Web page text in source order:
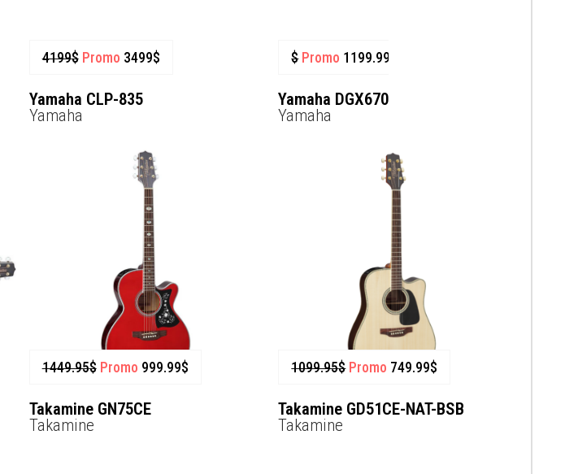
4199$Promo 3499$
Yamaha CLP-835
Yamaha
$Promo 1199.99
Yamaha DGX670
Yamaha
1449.95$Promo 999.99$
Takamine GN75CE
Takamine
1099.95$Promo 749.99$
Takamine GD51CE-NAT-BSB
Takamine